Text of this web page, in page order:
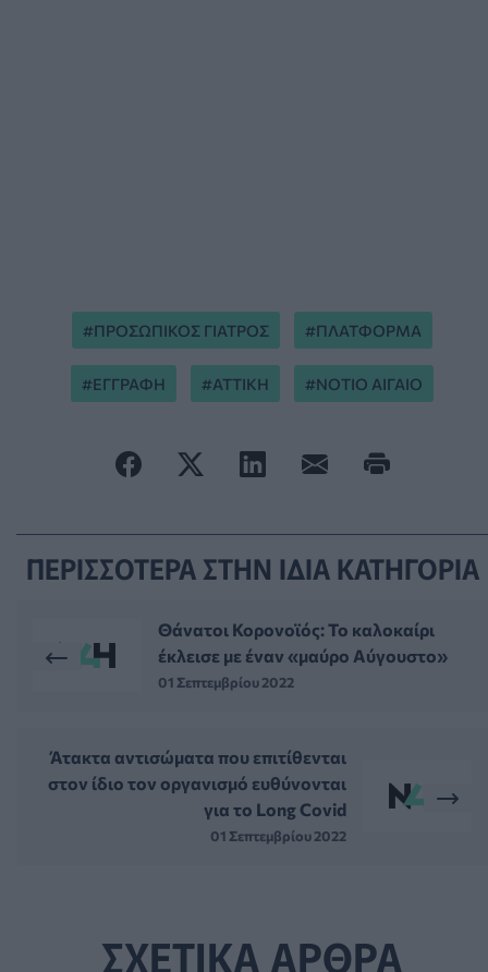
ΠΡΟΣΩΠΙΚΟΣ ΓΙΑΤΡΟΣ ΠΛΑΤΦΟΡΜΑ
ΕΓΓΡΑΦΗ ΑΤΤΙΚΗ ΝΟΤΙΟ ΑΙΓΑΙΟ
ΠΕΡΙΣΣΟΤΕΡΑ ΣΤΗΝ ΙΔΙΑ ΚΑΤΗΓΟΡΙΑ
Θάνατοι Κορονοϊός: Το καλοκαίρι
έκλεισε με έναν «μαύρο Αύγουστο»
01 Σεπτεμβρίου 2022
Άτακτα αντισώματα που επιτίθενται
στον ίδιο τον οργανισμό ευθύνονται
για το Long Covid
01 Σεπτεμβρίου 2022
ΣΧΕΤΙΚΑ ΑΡΘΡΑ